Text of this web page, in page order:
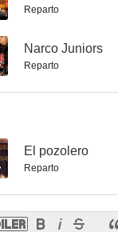
Reparto
Narco Juniors
Reparto
El pozolero
Reparto